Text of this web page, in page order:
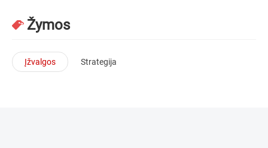
Žymos
Įžvalgos Strategija